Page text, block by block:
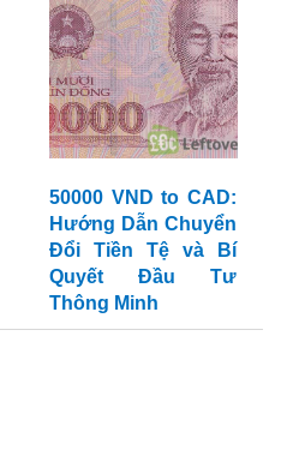
50000 VND to CAD:
Hướng Dẫn Chuyển
Đổi Tiền Tệ và Bí
Quyết Đầu Tư
Thông Minh